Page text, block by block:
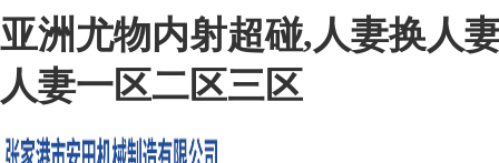
亚洲尤物内射超碰,人妻换人
人妻一区二区三区